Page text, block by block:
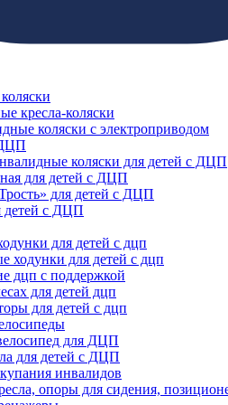
кресла-коляски
коляски с электроприводом
коляски для детей с ДЦП
для детей с ДЦП
для детей с ДЦП
детей с ДЦП
для детей с дцп
ходунки для детей с дцп
дцп с поддержкой
для детей дцп
для детей с дцп
для ДЦП
для детей с ДЦП
инвалидов
опоры для сидения,